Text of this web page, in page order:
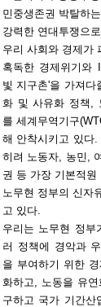
민중생존권 박탈하
강력한 연대투쟁으
우리 사회와 경제가
혹독한 경제위기와
빛 지구촌'을 가져다
화 및 사유화 정책,
를 세계무역기구
해 안착시키고 있다.
히려 노동자, 농민,
권 등 가장 기본적원
노무현 정부의 신자
고 있다.
우리는 노무현 정부
러 정책에 경악과
을 부여하기 위한
화하고, 노동을 유
구하고 국가 기간산